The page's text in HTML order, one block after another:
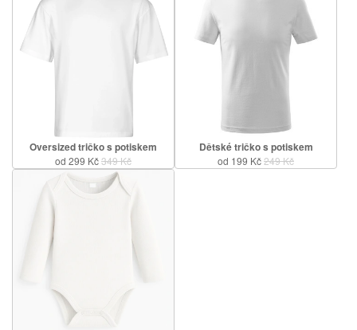
Oversized tričko s potiskem
od 299 Kč349 Kč
Dětské tričko s potiskem
od 199 Kč249 Kč